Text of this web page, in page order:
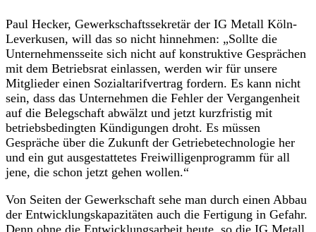
Paul Hecker, Gewerkschaftssekretär der IG Metall Köln-
Leverkusen, will das so nicht hinnehmen: „Sollte die
Unternehmensseite sich nicht auf konstruktive Gesprächen
mit dem Betriebsrat einlassen, werden wir für unsere
Mitglieder einen Sozialtarifvertrag fordern. Es kann nicht
sein, dass das Unternehmen die Fehler der Vergangenheit
auf die Belegschaft abwälzt und jetzt kurzfristig mit
betriebsbedingten Kündigungen droht. Es müssen
Gespräche über die Zukunft der Getriebetechnologie her
und ein gut ausgestattetes Freiwilligenprogramm für all
jene, die schon jetzt gehen wollen.“
Von Seiten der Gewerkschaft sehe man durch einen Abbau
der Entwicklungskapazitäten auch die Fertigung in Gefahr.